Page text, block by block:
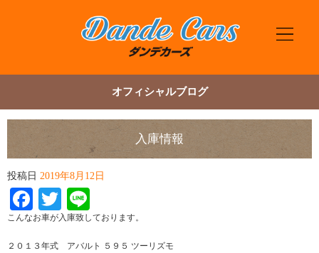
オフィシャルブログ
入庫情報
投稿日 2019年8月12日
Facebook
Twitter
こんなお車が入庫致しております。
２０１３年式 アバルト ５９５ ツーリズモ